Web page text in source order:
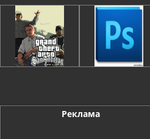
Реклама